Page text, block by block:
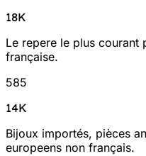
18K
Le repere le plus courant
française.
585
14K
Bijoux importés, pièces
europeens non français.